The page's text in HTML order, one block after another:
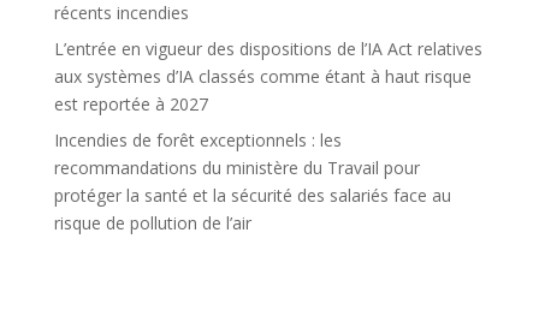
récents incendies
L’entrée en vigueur des dispositions de l’IA Act relatives
aux systèmes d’IA classés comme étant à haut risque
est reportée à 2027
Incendies de forêt exceptionnels : les
recommandations du ministère du Travail pour
protéger la santé et la sécurité des salariés face au
risque de pollution de l’air